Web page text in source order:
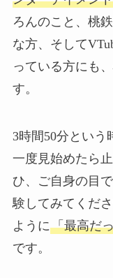
ろんのこと、桃
な方、そして
っている方にも
す。
3時間50分という
一度見始めたら
ひ、ご自身の目
験してみてくだ
ように「最高だ
です。